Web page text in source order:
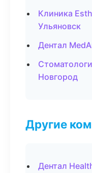
Клиника
Ульяновск
Дентал
Новгород
Другие
Дентал